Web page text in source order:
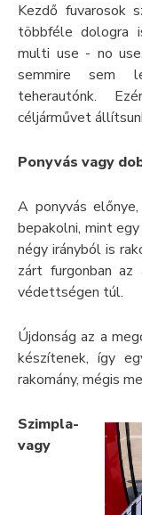
Kezdő fuvarosok
többféle dologra
multi use - no
semmire sem
teherautónk.
céljárművet
Ponyvás vagy
A ponyvás
bepakolni, mint
négy irányból is
zárt furgonban
védettségen túl.
Újdonság az a
készítenek, így
rakomány, mégis
Szimpla-
vagy